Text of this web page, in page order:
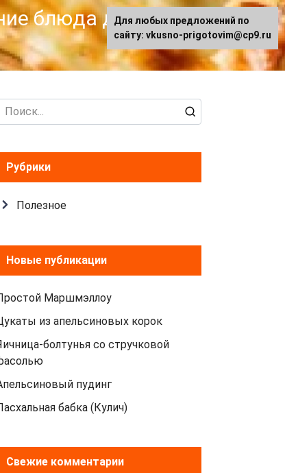
блюда для
Search
Рубрики
Полезное
Новые публикации
Маршмэллоу
из апельсиновых корок
болтунья со стручковой
пудинг
бабка (Кулич)
Свежие комментарии
Для любых предложений по
сайту: vkusno-prigotovim@cp9.ru